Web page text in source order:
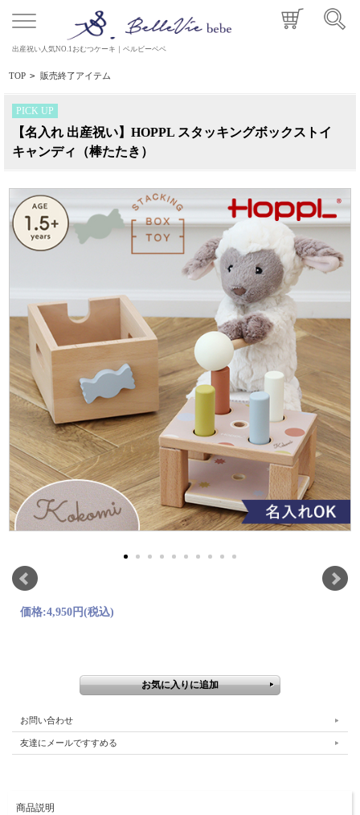
出産祝い人気NO.1おむつケーキ｜ベルビーベベ
TOP > 販売終了アイテム
PICK UP
【名入れ 出産祝い】HOPPL スタッキングボックストイ
キャンディ（棒たたき）
価格:4,950円(税込)
お問い合わせ
友達にメールですすめる
商品説明